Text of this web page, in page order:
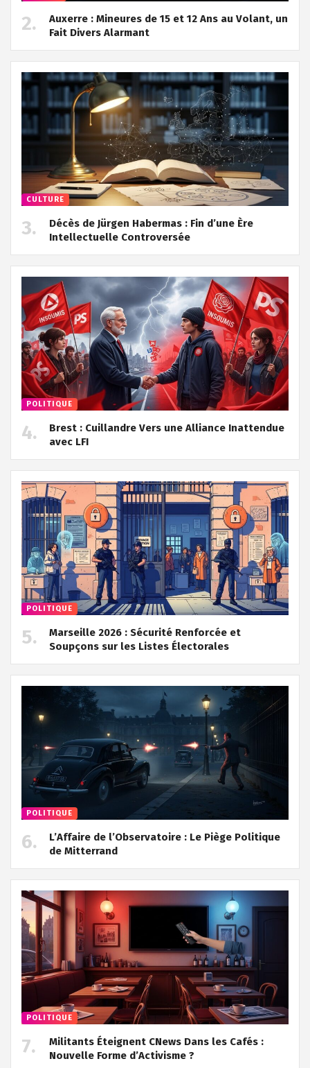
Auxerre : Mineures de 15 et 12 Ans au Volant, un
Fait Divers Alarmant
CULTURE
Décès de Jürgen Habermas : Fin d’une Ère
Intellectuelle Controversée
POLITIQUE
Brest : Cuillandre Vers une Alliance Inattendue
avec LFI
POLITIQUE
Marseille 2026 : Sécurité Renforcée et
Soupçons sur les Listes Électorales
POLITIQUE
L’Affaire de l’Observatoire : Le Piège Politique
de Mitterrand
POLITIQUE
Militants Éteignent CNews Dans les Cafés :
Nouvelle Forme d’Activisme ?